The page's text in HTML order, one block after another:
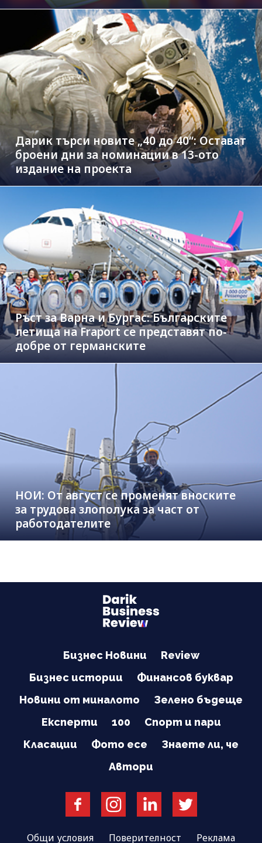
Дарик търси новите „40 до 40“: Остават
броени дни за номинации в 13-ото
издание на проекта
Ръст за Варна и Бургас: Българските
летища на Fraport се представят по-
добре от германските
НОИ: От август се променят вноските
за трудова злополука за част от
работодателите
Бизнес Новини
Review
Бизнес истории
Финансов буквар
Новини от миналото
Зелено бъдеще
Експерти
100
Спорт и пари
Класации
Фото есе
Знаете ли, че
Автори
Общи условия Поверителност Реклама